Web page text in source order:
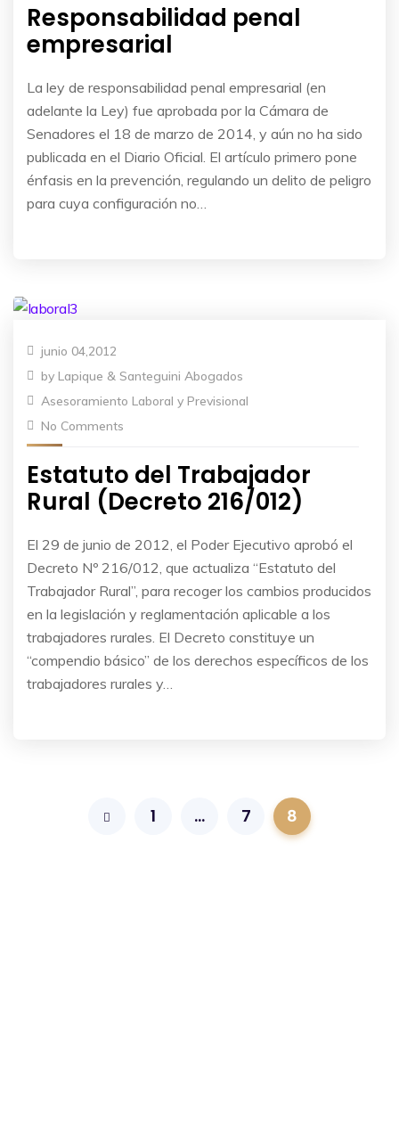
Responsabilidad penal
empresarial
La ley de responsabilidad penal empresarial (en
adelante la Ley) fue aprobada por la Cámara de
Senadores el 18 de marzo de 2014, y aún no ha sido
publicada en el Diario Oficial. El artículo primero pone
énfasis en la prevención, regulando un delito de peligro
para cuya configuración no…
junio 04,2012
by Lapique & Santeguini Abogados
Asesoramiento Laboral y Previsional
No Comments
Estatuto del Trabajador
Rural (Decreto 216/012)
El 29 de junio de 2012, el Poder Ejecutivo aprobó el
Decreto Nº 216/012, que actualiza “Estatuto del
Trabajador Rural”, para recoger los cambios producidos
en la legislación y reglamentación aplicable a los
trabajadores rurales. El Decreto constituye un
“compendio básico” de los derechos específicos de los
trabajadores rurales y…
1 … 7 8